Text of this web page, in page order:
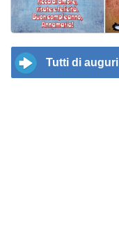
Tutti di auguri